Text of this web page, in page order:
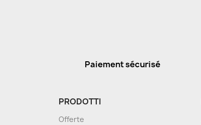
Paiement sécurisé
PRODOTTI
Offerte